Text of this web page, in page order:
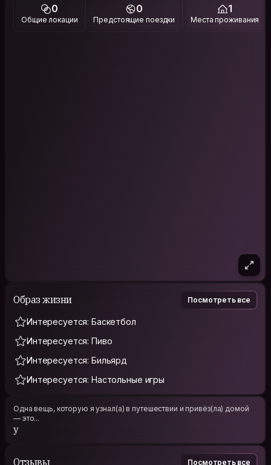
0
Общие локации
0
Предстоящие поездки
1
Места проживания
Образ жизни Посмотреть все
Интересуется: Баскетбол
Интересуется: Пиво
Интересуется: Бильярд
Интересуется: Настольные игры
Одна вещь, которую я узнал(а) в путешествии и привёз(ла) домой
— это...
y
Отзывы Посмотреть все